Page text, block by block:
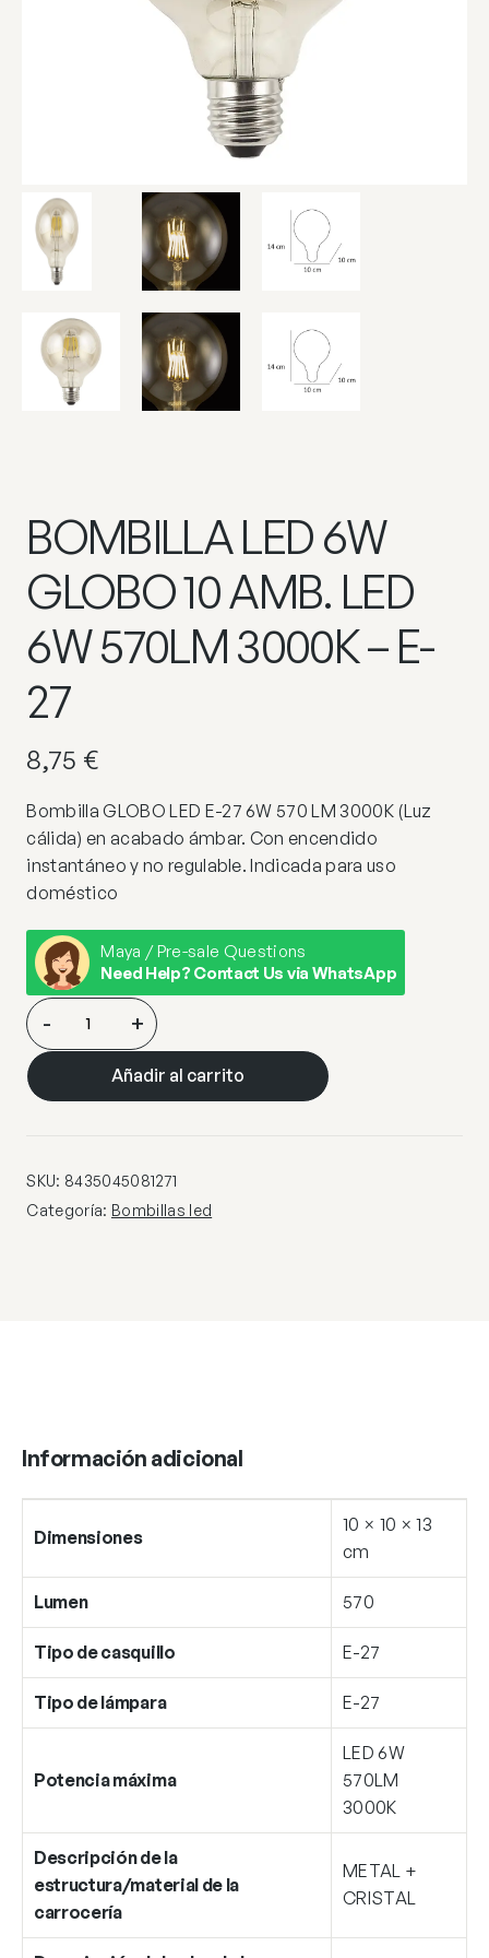
BOMBILLA LED 6W
GLOBO 10 AMB. LED
6W 570LM 3000K – E-
27
8,75 €
Bombilla GLOBO LED E-27 6W 570 LM 3000K (Luz
cálida) en acabado ámbar. Con encendido
instantáneo y no regulable. Indicada para uso
doméstico
Maya / Pre-sale Questions
Need Help? Contact Us via WhatsApp
BOMBILLA
LED
6W
GLOBO
LED
6W
- +
Añadir al carrito
SKU: 8435045081271
Categoría: Bombillas led
Información adicional
Dimensiones
10 × 10 × 13
cm
Lumen 570
Tipo de casquillo E-27
Tipo de lámpara E-27
Potencia máxima
LED 6W
570LM
3000K
Descripción de la
estructura/material de la
carrocería
METAL +
CRISTAL